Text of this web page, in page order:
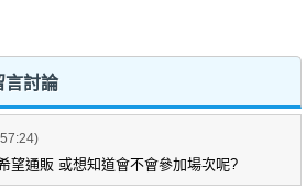
言討論
望通販 或想知道會不會參加場次呢?